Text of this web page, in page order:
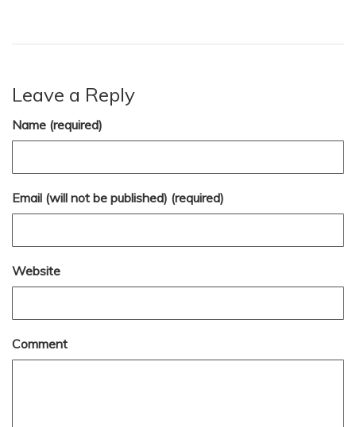
Leave a Reply
Name (required)
Email (will not be published) (required)
Website
Comment